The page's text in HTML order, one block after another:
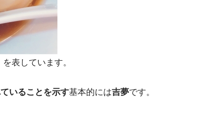
を表しています。
いることを示す基本的には吉夢です。